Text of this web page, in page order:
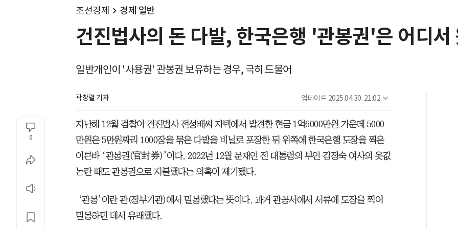
조선경제 경제 일반
건진법사의 돈 다발, 한국은행 '관봉권'은 어디서
일반개인이 '사용권' 관봉권 보유하는 경우, 극히 드물어
곽창렬 기자 업데이트 2025.04.30. 21:02
0
지난해 12월 검찰이 건진법사 전성배씨 자택에서 발견한 현금 1억6000만원 가운데 5000
만원은 5만원짜리 1000장을 묶은 다발을 비닐로 포장한 뒤 위쪽에 한국은행 도장을 찍은
이른바 ‘관봉권(官封券)’이다. 2022년 12월 문재인 전 대통령의 부인 김정숙 여사의 옷값
논란 때도 관봉권으로 지불했다는 의혹이 제기됐다.
‘관봉’이란 관(정부기관)에서 밀봉했다는 뜻이다. 과거 관공서에서 서류에 도장을 찍어
밀봉하던 데서 유래했다.